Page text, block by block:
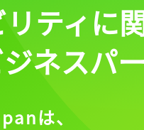
ティに
ネスパ
は、